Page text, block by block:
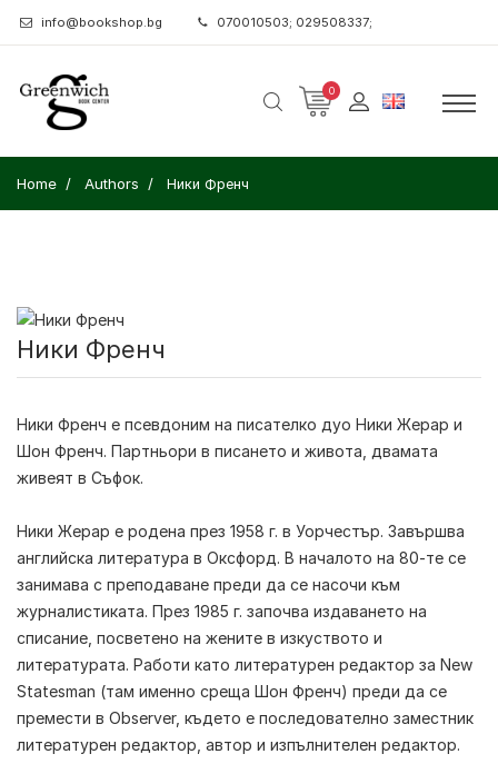
info@bookshop.bg 070010503; 029508337;
0
Home Authors Ники Френч
Ники Френч
Ники Френч е псевдоним на писателко дуо Ники Жерар и
Шон Френч. Партньори в писането и живота, двамата
живеят в Съфок.
Ники Жерар е родена през 1958 г. в Уорчестър. Завършва
английска литература в Оксфорд. В началото на 80-те се
занимава с преподаване преди да се насочи към
журналистиката. През 1985 г. започва издаването на
списание, посветено на жените в изкуството и
литературата. Работи като литературен редактор за New
Statesman (там именно среща Шон Френч) преди да се
премести в Observer, където е последователно заместник
литературен редактор, автор и изпълнителен редактор.